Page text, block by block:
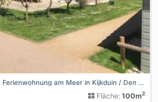
Haags Duinhuis - Ferienwohnung am Meer in Kijkduin / Den Haa
Fläche: 100m2